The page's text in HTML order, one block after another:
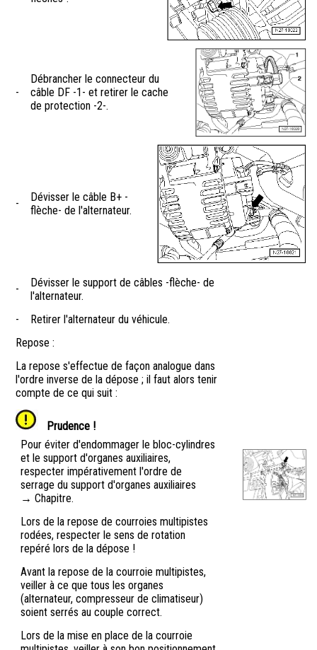
-
Débrancher le connecteur du
câble DF -1- et retirer le cache
de protection -2-.
-
Dévisser le câble B+ -
flèche- de l'alternateur.
-
Dévisser le support de câbles -flèche- de
l'alternateur.
-
Retirer l'alternateur du véhicule.
Repose :
La repose s'effectue de façon analogue dans
l'ordre inverse de la dépose ; il faut alors tenir
compte de ce qui suit :
Prudence !
Pour éviter d'endommager le bloc-cylindres
et le support d'organes auxiliaires,
respecter impérativement l'ordre de
serrage du support d'organes auxiliaires
→ Chapitre.
Lors de la repose de courroies multipistes
rodées, respecter le sens de rotation
repéré lors de la dépose !
Avant la repose de la courroie multipistes,
veiller à ce que tous les organes
(alternateur, compresseur de climatiseur)
soient serrés au couple correct.
Lors de la mise en place de la courroie